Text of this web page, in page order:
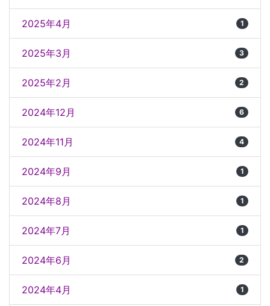
2025年4月 1
2025年3月 3
2025年2月 2
2024年12月 6
2024年11月 4
2024年9月 1
2024年8月 1
2024年7月 1
2024年6月 2
2024年4月 1